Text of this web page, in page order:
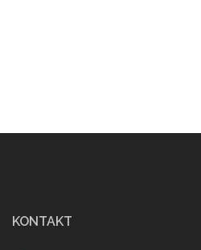
KONTAKT